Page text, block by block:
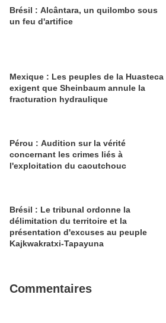
Brésil : Alcântara, un quilombo sous
un feu d'artifice
Mexique : Les peuples de la Huasteca
exigent que Sheinbaum annule la
fracturation hydraulique
Pérou : Audition sur la vérité
concernant les crimes liés à
l'exploitation du caoutchouc
Brésil : Le tribunal ordonne la
délimitation du territoire et la
présentation d'excuses au peuple
Kajkwakratxi-Tapayuna
Commentaires